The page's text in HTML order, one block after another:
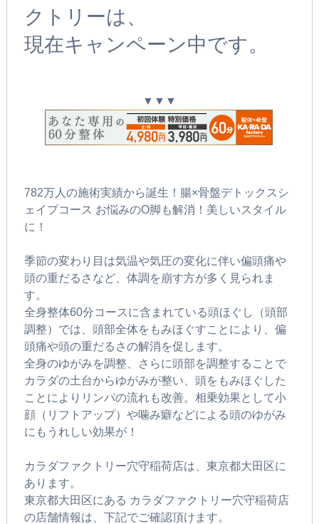
クトリーは、
現在キャンペーン中です。
▼▼▼
782万人の施術実績から誕生！腸×骨盤デトックスシ
ェイプコース お悩みのO脚も解消！美しいスタイル
に！
季節の変わり目は気温や気圧の変化に伴い偏頭痛や
頭の重だるさなど、体調を崩す方が多く見られま
す。
全身整体60分コースに含まれている頭ほぐし（頭部
調整）では、頭部全体をもみほぐすことにより、偏
頭痛や頭の重だるさの解消を促します。
全身のゆがみを調整、さらに頭部を調整することで
カラダの土台からゆがみが整い、頭をもみほぐした
ことによりリンパの流れも改善。相乗効果として小
顔（リフトアップ）や噛み癖などによる頭のゆがみ
にもうれしい効果が！
カラダファクトリー穴守稲荷店は、東京都大田区に
あります。
東京都大田区にある カラダファクトリー穴守稲荷店
の店舗情報は、下記でご確認頂けます。